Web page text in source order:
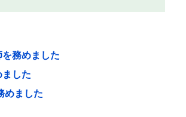
務めました
した
めました